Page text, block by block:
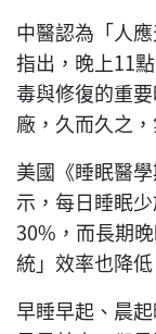
中醫認為「人
指出，晚上11
毒與修復的重
廠，久而久之
美國《睡眠醫
示，每日睡眠
30%，而長期
統」效率也降
早睡早起、晨